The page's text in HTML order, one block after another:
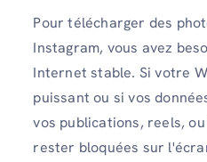
Pour télécharger des
Instagram, vous avez
Internet stable. Si votre
puissant ou si vos
vos publications, reels,
rester bloquées sur